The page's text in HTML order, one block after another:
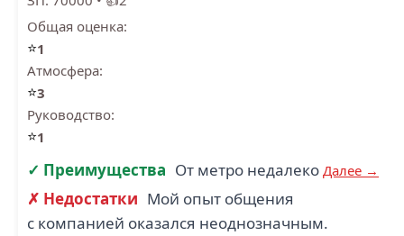
Общая оценка:
⭐1
Атмосфера:
⭐3
Руководство:
⭐1
✓ Преимущества От метро недалеко Далее →
✗ Недостатки Мой опыт общения
с компанией оказался неоднозначным.